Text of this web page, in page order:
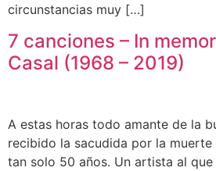
circunstancias muy […]
7 canciones – In
Casal (1968 – 2019)
A estas horas todo amante de la
recibido la sacudida por la muerte
tan solo 50 años. Un artista al